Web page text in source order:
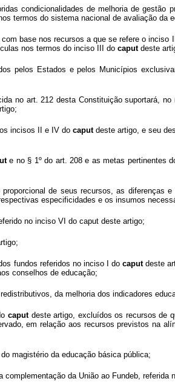
condicionalidades de melhoria de gestão
termos do sistema nacional de avaliação da
base nos recursos a que se refere o inciso
nos termos do inciso III do caputdeste
pelos Estados e pelos Municípios
no art. 212 desta Constituição suportará,
incisos II e IV do caputdeste artigo, e seu
e no § 1º do art. 208 e as metas pertinentes
de seus recursos, as diferenças
especificidades e os insumos
no inciso VI do caput deste artigo;
fundos referidos no inciso I docaputdeste
conselhos de educação;
da melhoria dos indicadores
caputdeste artigo, excluídos os recursos de
em relação aos recursos previstos na
magistério da educação básica pública;
da União ao Fundeb, referida